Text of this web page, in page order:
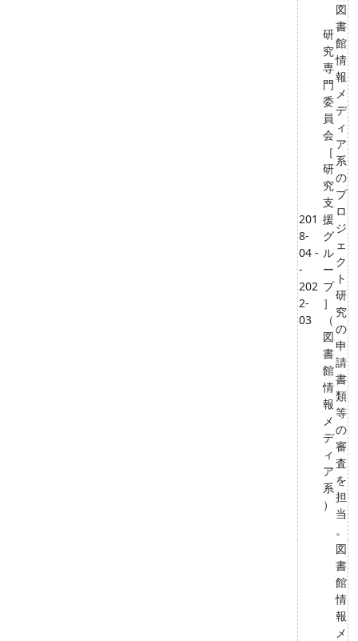
201
8-
04 -
-
202
2-
03
研
究
専
門
委
員
会
［
研
究
支
援
グ
ル
ー
プ
］
（
図
書
館
情
報
メ
デ
ィ
ア
系
）
図
書
館
情
報
メ
デ
ィ
ア
系
の
プ
ロ
ジ
ェ
ク
ト
研
究
の
申
請
書
類
等
の
審
査
を
担
当
。
図
書
館
情
報
メ